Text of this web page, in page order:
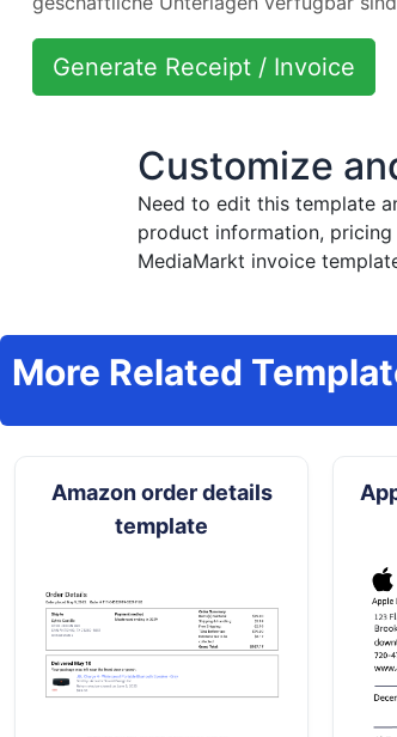
Generate Receipt / Invoice
Customize
Need to edit this template
product information,
MediaMarkt invoice
More Related
Amazon order details
template